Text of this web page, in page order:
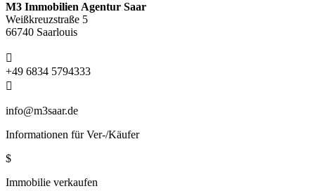
M3 Immobilien Agentur Saar
Weißkreuzstraße 5
66740 Saarlouis

+49 6834 5794333

info@m3saar.de
Informationen für Ver-/Käufer
$
Immobilie verkaufen